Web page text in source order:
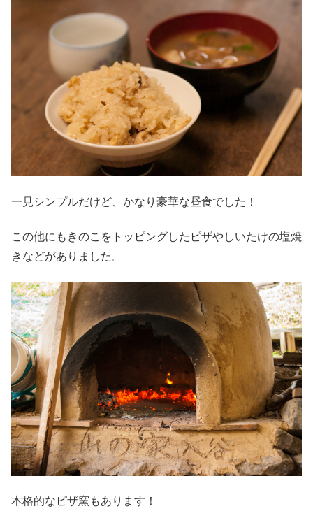
一見シンプルだけど、かなり豪華な昼食でした！
この他にもきのこをトッピングしたピザやしいたけの塩焼
きなどがありました。
本格的なピザ窯もあります！